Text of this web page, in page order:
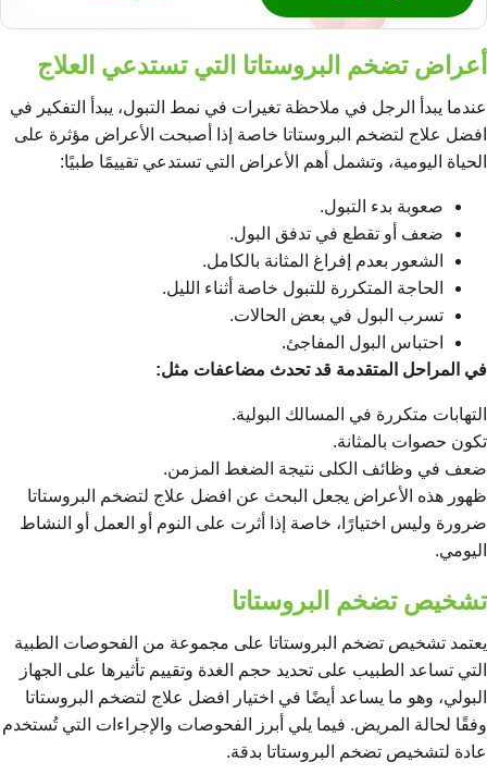
أعراض تضخم البروستاتا التي تستدعي العلاج
عندما يبدأ الرجل في ملاحظة تغيرات في نمط التبول، يبدأ التفكير في
افضل علاج لتضخم البروستاتا خاصة إذا أصبحت الأعراض مؤثرة على
الحياة اليومية، وتشمل أهم الأعراض التي تستدعي تقييمًا طبيًا:
صعوبة بدء التبول.
ضعف أو تقطع في تدفق البول.
الشعور بعدم إفراغ المثانة بالكامل.
الحاجة المتكررة للتبول خاصة أثناء الليل.
تسرب البول في بعض الحالات.
احتباس البول المفاجئ.
في المراحل المتقدمة قد تحدث مضاعفات مثل:
التهابات متكررة في المسالك البولية.
تكون حصوات بالمثانة.
ضعف في وظائف الكلى نتيجة الضغط المزمن.
ظهور هذه الأعراض يجعل البحث عن افضل علاج لتضخم البروستاتا
ضرورة وليس اختيارًا، خاصة إذا أثرت على النوم أو العمل أو النشاط
اليومي.
تشخيص تضخم البروستاتا
يعتمد تشخيص تضخم البروستاتا على مجموعة من الفحوصات الطبية
التي تساعد الطبيب على تحديد حجم الغدة وتقييم تأثيرها على الجهاز
البولي، وهو ما يساعد أيضًا في اختيار
افضل علاج لتضخم البروستاتا
وفقًا لحالة المريض. فيما يلي أبرز الفحوصات والإجراءات التي تُستخدم
عادة لتشخيص تضخم البروستاتا بدقة.